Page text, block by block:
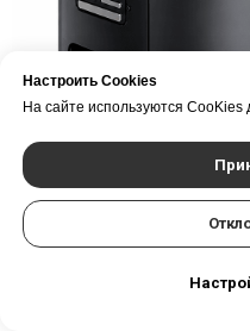
Настроить Cookies
На сайте используются